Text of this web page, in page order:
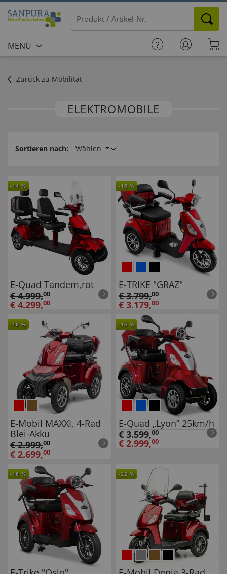
MENÜ
Zurück zu Mobilität
ELEKTROMOBILE
Sortieren nach: Wählen
-14 %
E-Quad Tandem,rot
€4.999,00
€ 4.299,00
-16 %
E-TRIKE "GRAZ"
€3.799,00
€ 3.179,00
-10 %
E-Mobil MAXXI, 4-Rad
Blei-Akku
€2.999,00
€ 2.699,00
-16 %
E-Quad „Lyon” 25km/h
€3.599,00
€ 2.999,00
-18 % -22 %